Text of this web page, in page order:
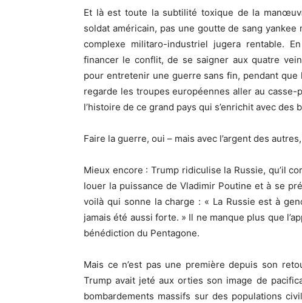
Et là est toute la subtilité toxique de la
soldat américain, pas une goutte de sang
complexe militaro-industriel jugera rentable.
financer le conflit, de se saigner aux quatre
pour entretenir une guerre sans fin, pendant que
regarde les troupes européennes aller au
l’histoire de ce grand pays qui s’enrichit avec des
Faire la guerre, oui – mais avec l’argent des
Mieux encore : Trump ridiculise la Russie, qu’il
louer la puissance de Vladimir Poutine et à se
voilà qui sonne la charge : « La Russie est à
jamais été aussi forte. » Il ne manque plus que
bénédiction du Pentagone.
Mais ce n’est pas une première depuis son
Trump avait jeté aux orties son image de
bombardements massifs sur des populations